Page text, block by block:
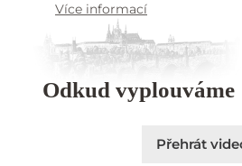
Více informací
Odkud vyplouváme
Přehrát